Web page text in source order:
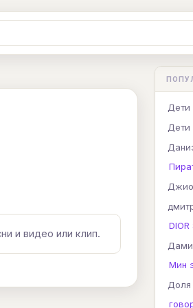
С Т
L M
и видео или клип.
Дети
Дети
DIOR
Мин